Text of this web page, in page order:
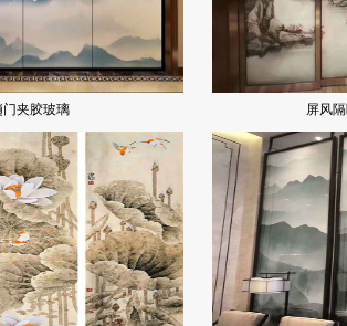
门夹胶玻璃 屏风